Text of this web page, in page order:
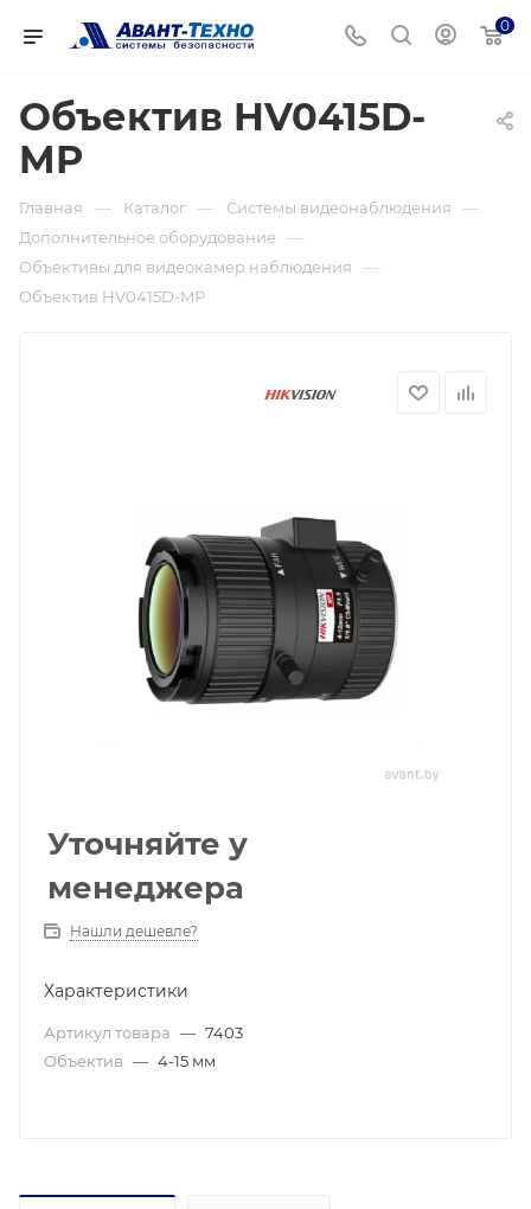
0
Объектив HV0415D-
MP
Главная — Каталог — Системы видеонаблюдения —
Дополнительное оборудование —
Объективы для видеокамер наблюдения —
Объектив HV0415D-MP
Уточняйте у
менеджера
Нашли дешевле?
Характеристики
Артикул товара — 7403
Объектив — 4-15 мм